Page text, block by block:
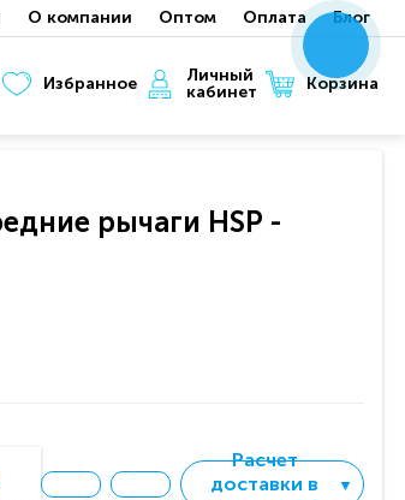
О компании Оптом Оплата Блог
Избранное
Личный
кабинет
Корзина
рычаги HSP -
Расчет
доставки в
▼
xxx